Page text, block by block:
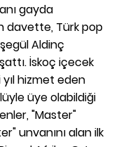
gayda
davette, Türk pop
Aldinç
İskoç içecek
hizmet eden
üye olabildiği
"Master"
unvanını alan ilk